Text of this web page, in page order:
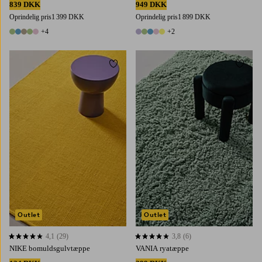
839 DKK
Oprindelig pris1 399 DKK
9 farver
+4
949 DKK
Oprindelig pris1 899 DKK
7 farver
+2
NIKE bomuldsgulvtæppe
4,1 baseret på 29 bedømmelser
4,1 (29)
Outlet
Tilføj til favoritter
70X150 160X230200X300
VANIA ryatæppe
3,8 baseret på 6 bedømmelser
3,8 (6)
Outlet
80X250160X230200X300